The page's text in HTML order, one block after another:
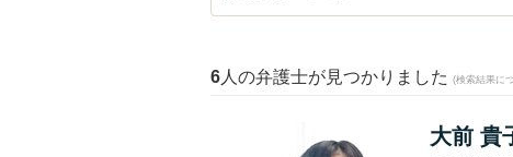
6 人の弁護士が見つかりました (検索結果に
大前 貴